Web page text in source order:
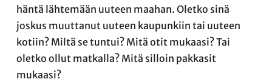
häntä lähtemään uuteen maahan. Oletko sinä
joskus muuttanut uuteen kaupunkiin tai uuteen
kotiin? Miltä se tuntui? Mitä otit mukaasi? Tai
oletko ollut matkalla? Mitä silloin pakkasit
mukaasi?